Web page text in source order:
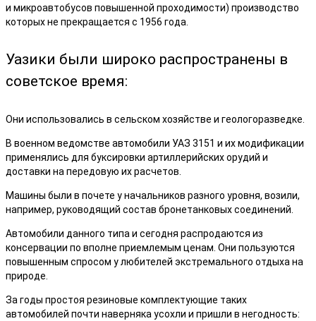
и микроавтобусов повышенной проходимости) производство
которых не прекращается с 1956 года.
Уазики были широко распространены в
советское время:
Они использовались в сельском хозяйстве и геологоразведке.
В военном ведомстве автомобили УАЗ 3151 и их модификации
применялись для буксировки артиллерийских орудий и
доставки на передовую их расчетов.
Машины были в почете у начальников разного уровня, возили,
например, руководящий состав бронетанковых соединений.
Автомобили данного типа и сегодня распродаются из
консервации по вполне приемлемым ценам. Они пользуются
повышенным спросом у любителей экстремального отдыха на
природе.
За годы простоя резиновые комплектующие таких
автомобилей почти наверняка усохли и пришли в негодность: